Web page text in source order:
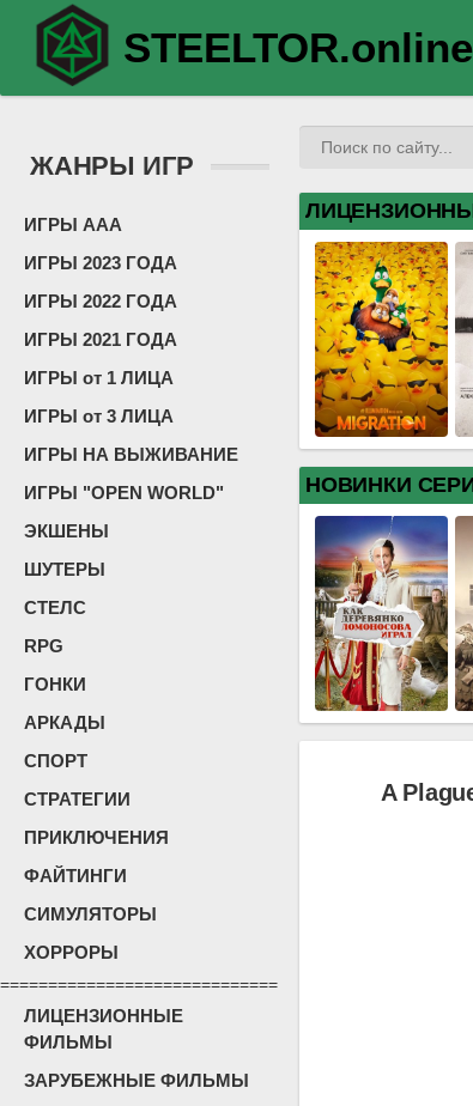
STEELTOR.online
ЖАНРЫ ИГР
ИГРЫ ААА
ИГРЫ 2023 ГОДА
ИГРЫ 2022 ГОДА
ИГРЫ 2021 ГОДА
ИГРЫ от 1 ЛИЦА
ИГРЫ от 3 ЛИЦА
ИГРЫ НА ВЫЖИВАНИЕ
ИГРЫ "OPEN WORLD"
ЭКШЕНЫ
ШУТЕРЫ
СТЕЛС
RPG
ГОНКИ
АРКАДЫ
СПОРТ
СТРАТЕГИИ
ПРИКЛЮЧЕНИЯ
ФАЙТИНГИ
СИМУЛЯТОРЫ
ХОРРОРЫ
=============================
ЛИЦЕНЗИОННЫЕ
ФИЛЬМЫ
ЗАРУБЕЖНЫЕ ФИЛЬМЫ
НОВИНКИ
A